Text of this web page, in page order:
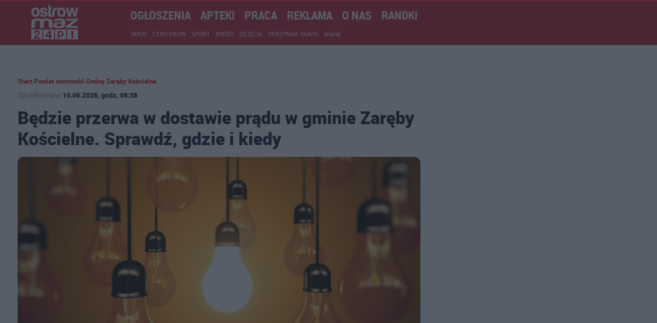
OGŁOSZENIA APTEKI PRACA REKLAMA O NAS RANDKI
SMOG CENY PALIW SPORT WIDEO ZDJĘCIA SKRZYNKA SKARG więcej
Start Powiat ostrowski Gminy Zaręby Kościelne
Opublikowano 10.06.2026, godz. 08:38
Będzie przerwa w dostawie prądu w gminie Zaręby
Kościelne. Sprawdź, gdzie i kiedy